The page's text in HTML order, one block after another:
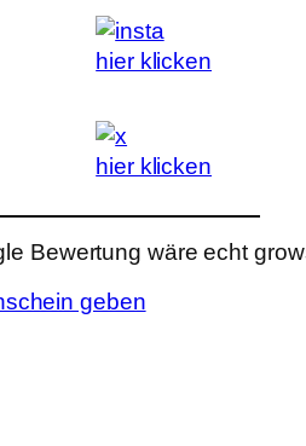
hier klicken
hier klicken
Bewertung wäre echt
geben